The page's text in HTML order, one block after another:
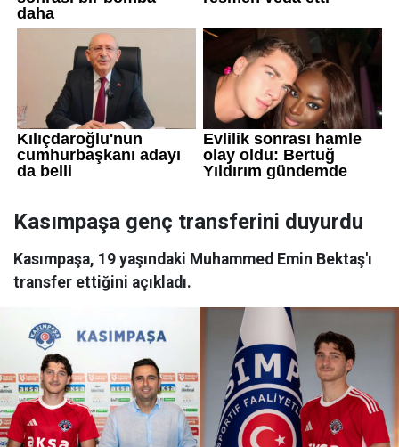
Kasımpaşa genç transferini duyurdu
Kasımpaşa, 19 yaşındaki Muhammed Emin Bektaş'ı
transfer ettiğini açıkladı.